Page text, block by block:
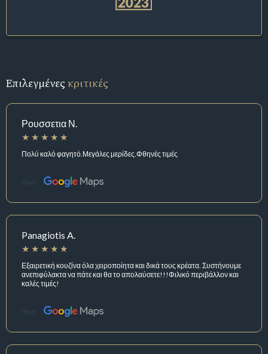
Επιλεγμένεςκριτικές
Ρουσσετια Ν.
Πολύ καλό φαγητό.Μεγάλες μερίδες.Φθηνές τιμές
Πηγή:
Panagiotis A.
Εξαιρετική κουζίνα όλα χειροποίητα και δικά τους κρέατα. Συστήνουμε
ανεπιφύλακτα να πάτε και θα το απολαύσετε!!!Φιλικό περιβάλλον και
καλές τιμές!
Πηγή: